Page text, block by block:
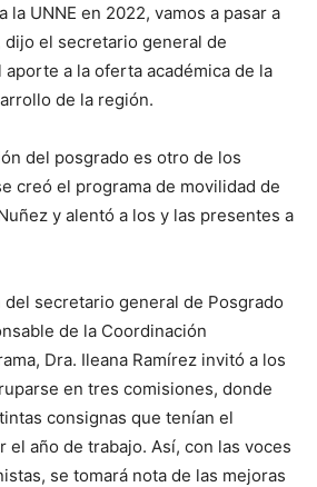
la UNNE en 2022, vamos a pasar a
dijo el secretario general de
a la oferta académica de la
de la región.
del posgrado es otro de los
creó el programa de movilidad de
y alentó a los y las presentes a
secretario general de Posgrado
de la Coordinación
Dra. Ileana Ramírez invitó a los
en tres comisiones, donde
consignas que tenían el
el año de trabajo. Así, con las voces
se tomará nota de las mejoras